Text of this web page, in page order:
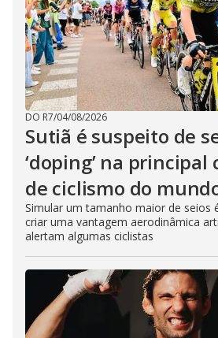
DO R7/04/08/2026
Sutiã é suspeito de
‘doping’ na
de ciclismo do
Simular um tamanho maior de seios
criar uma vantagem aerodinâmica
alertam algumas ciclistas